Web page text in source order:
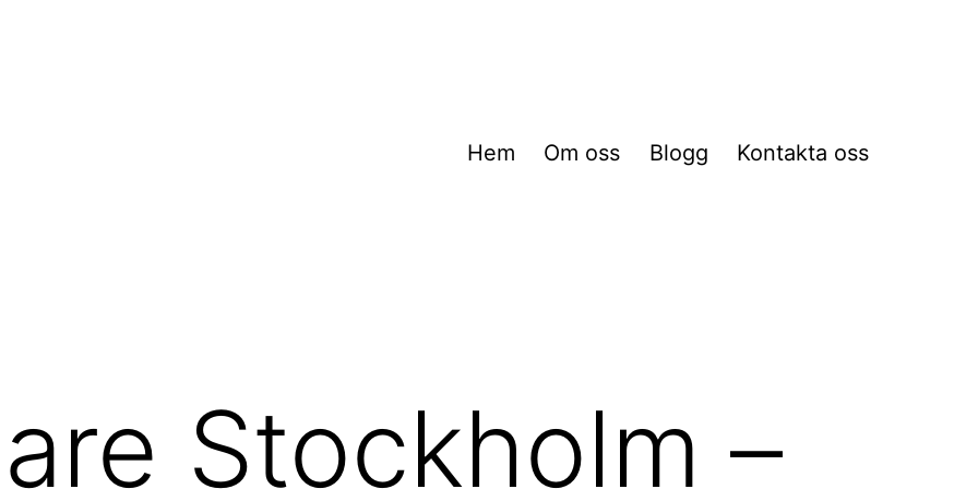
Hem Om oss Blogg Kontakta oss
Stockholm –